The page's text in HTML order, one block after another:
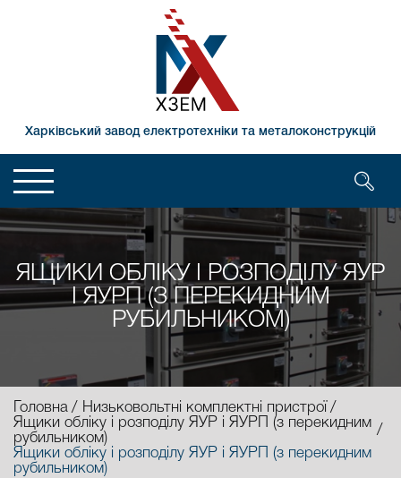
Харківський завод електротехніки та металоконструкцій
ЯЩИКИ ОБЛІКУ І РОЗПОДІЛУ ЯУР
І ЯУРП (З ПЕРЕКИДНИМ
РУБИЛЬНИКОМ)
Головна
Низьковольтні комплектні пристрої
Ящики обліку і розподілу ЯУР і ЯУРП (з перекидним
рубильником)
Ящики обліку і розподілу ЯУР і ЯУРП (з перекидним
рубильником)